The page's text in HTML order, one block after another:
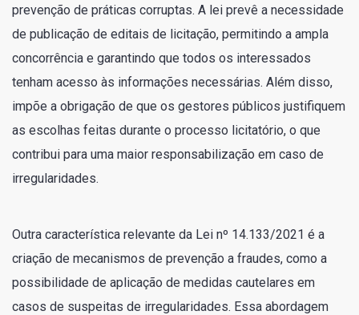
prevenção de práticas corruptas. A lei prevê a necessidade
de publicação de editais de licitação, permitindo a ampla
concorrência e garantindo que todos os interessados
tenham acesso às informações necessárias. Além disso,
impõe a obrigação de que os gestores públicos justifiquem
as escolhas feitas durante o processo licitatório, o que
contribui para uma maior responsabilização em caso de
irregularidades.
Outra característica relevante da Lei nº 14.133/2021 é a
criação de mecanismos de prevenção a fraudes, como a
possibilidade de aplicação de medidas cautelares em
casos de suspeitas de irregularidades. Essa abordagem